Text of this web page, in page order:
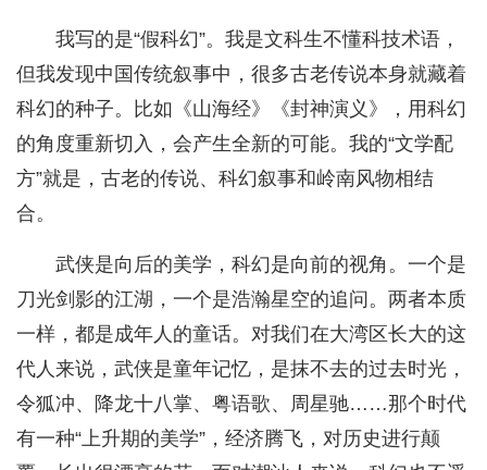
我写的是“假科幻”。我是文科生不懂科技术语，
但我发现中国传统叙事中，很多古老传说本身就藏着
科幻的种子。比如《山海经》《封神演义》，用科幻
的角度重新切入，会产生全新的可能。我的“文学配
方”就是，古老的传说、科幻叙事和岭南风物相结
合。
武侠是向后的美学，科幻是向前的视角。一个是
刀光剑影的江湖，一个是浩瀚星空的追问。两者本质
一样，都是成年人的童话。对我们在大湾区长大的这
代人来说，武侠是童年记忆，是抹不去的过去时光，
令狐冲、降龙十八掌、粤语歌、周星驰……那个时代
有一种“上升期的美学”，经济腾飞，对历史进行颠